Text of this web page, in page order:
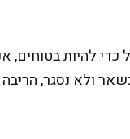
להיות בטוחים,
ולא נסגר, הריבה